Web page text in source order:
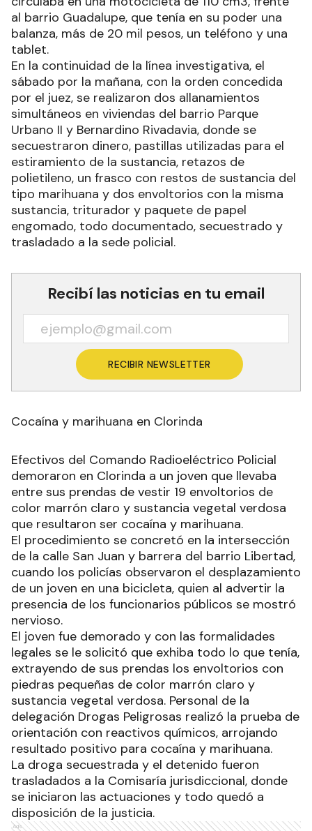
al barrio Guadalupe, que tenía en su poder una
balanza, más de 20 mil pesos, un teléfono y una
tablet.
En la continuidad de la línea investigativa, el
sábado por la mañana, con la orden concedida
por el juez, se realizaron dos allanamientos
simultáneos en viviendas del barrio Parque
Urbano II y Bernardino Rivadavia, donde se
secuestraron dinero, pastillas utilizadas para el
estiramiento de la sustancia, retazos de
polietileno, un frasco con restos de sustancia del
tipo marihuana y dos envoltorios con la misma
sustancia, triturador y paquete de papel
engomado, todo documentado, secuestrado y
trasladado a la sede policial.
Recibí las noticias en tu email
RECIBIR NEWSLETTER
Cocaína y marihuana en Clorinda
Efectivos del Comando Radioeléctrico Policial
demoraron en Clorinda a un joven que llevaba
entre sus prendas de vestir 19 envoltorios de
color marrón claro y sustancia vegetal verdosa
que resultaron ser cocaína y marihuana.
El procedimiento se concretó en la intersección
de la calle San Juan y barrera del barrio Libertad,
cuando los policías observaron el desplazamiento
de un joven en una bicicleta, quien al advertir la
presencia de los funcionarios públicos se mostró
nervioso.
El joven fue demorado y con las formalidades
legales se le solicitó que exhiba todo lo que tenía,
extrayendo de sus prendas los envoltorios con
piedras pequeñas de color marrón claro y
sustancia vegetal verdosa. Personal de la
delegación Drogas Peligrosas realizó la prueba de
orientación con reactivos químicos, arrojando
resultado positivo para cocaína y marihuana.
La droga secuestrada y el detenido fueron
trasladados a la Comisaría jurisdiccional, donde
se iniciaron las actuaciones y todo quedó a
disposición de la justicia.
Ads